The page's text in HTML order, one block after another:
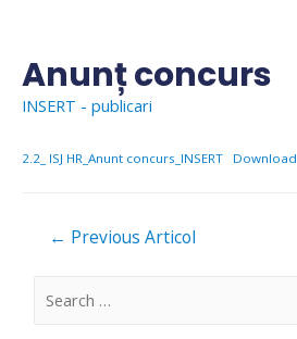
contentAnunț concurs
INSERT - publicari
2.2_ ISJ HR_Anunt concurs_INSERT Download
Navigare
← Previous Articol
S